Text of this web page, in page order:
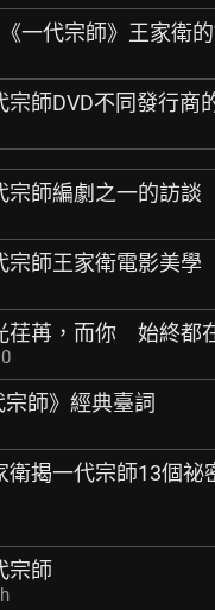
一代宗師》王家衛
宗師DVD不同發行商
宗師編劇之一的訪談
宗師王家衛電影美學
荏苒，而你 始終都
宗師》經典臺詞
衛揭一代宗師13個祕
宗師